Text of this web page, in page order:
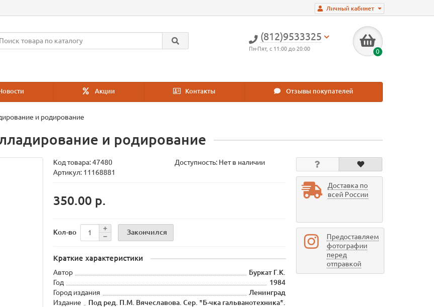
Личный кабинет
(812)9533325
Пн-Пят, с 11:00 до 20:00 0
Акции Контакты Отзывы покупателей
и родирование
и родирование
Код товара:47480
Доступность: Нет в наличии
Артикул: 11168881
350.00 р.
Кол-во Закончился
Краткие характеристики
Автор
Буркат Г.К.
Год
1984
Город издания
Ленинград
Издание
Под ред. П.М. Вячеславова. Сер. *Б-чка гальванотехника*.
Доставка по
всей России
Предоставляем
фотографии
перед
отправкой